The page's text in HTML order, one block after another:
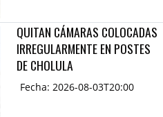
QUITAN CÁMARAS COLOCADAS
IRREGULARMENTE EN POSTES
DE CHOLULA
Fecha: 2026-08-03T20:00